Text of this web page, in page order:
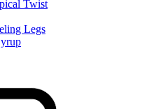
Twist
Legs